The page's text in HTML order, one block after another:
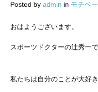
Posted by admin in モチベ
おはようございます。
スポーツドクターの辻秀一で
私たちは自分のことが大好き